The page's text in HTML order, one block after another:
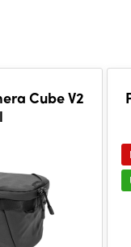
Cube V2